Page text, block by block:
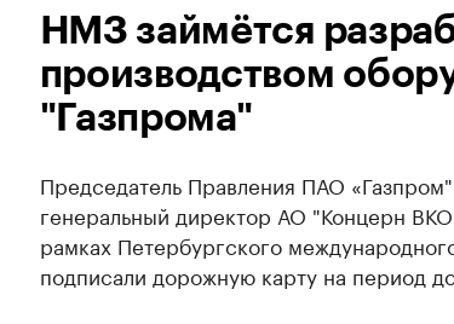
НМЗ займётся
производством
"Газпрома"
Председатель Правления ПАО
генеральный директор АО "Концерн
рамках Петербургского
подписали дорожную карту на период